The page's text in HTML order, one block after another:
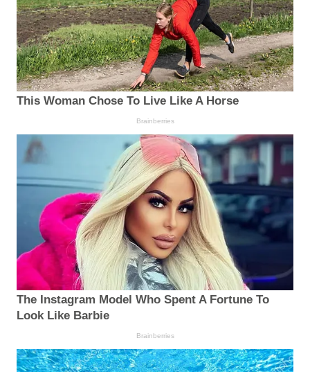
This Woman Chose To Live Like A Horse
Brainberries
The Instagram Model Who Spent A Fortune To
Look Like Barbie
Brainberries